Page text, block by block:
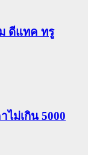
ดีแทค ทรู
ไม่เกิน 5000